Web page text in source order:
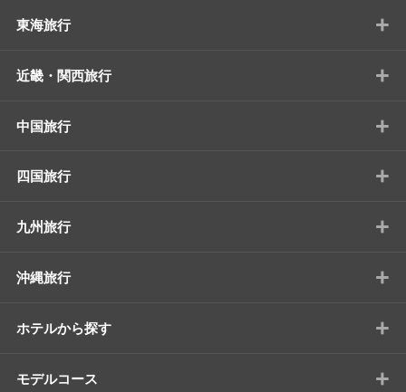
東海旅行 +
近畿・関西旅行 +
中国旅行 +
四国旅行 +
九州旅行 +
沖縄旅行 +
ホテルから探す +
モデルコース +